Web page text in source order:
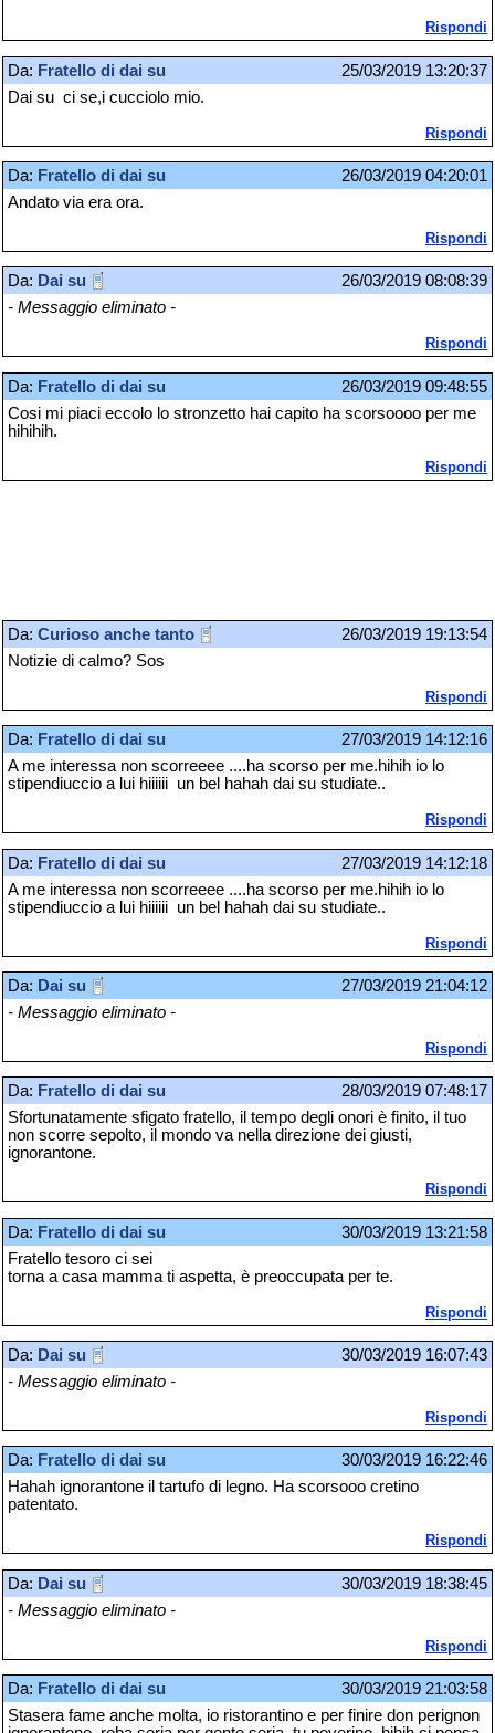
Rispondi
Da: Fratello di dai su
25/03/2019 13:20:37
Dai su ci se,i cucciolo mio.
Rispondi
Da: Fratello di dai su
26/03/2019 04:20:01
Andato via era ora.
Rispondi
Da: Dai su
26/03/2019 08:08:39
- Messaggio eliminato -
Rispondi
Da: Fratello di dai su
26/03/2019 09:48:55
Cosi mi piaci eccolo lo stronzetto hai capito ha scorsoooo per me
hihihih.
Rispondi
Da: Curioso anche tanto
26/03/2019 19:13:54
Notizie di calmo? Sos
Rispondi
Da: Fratello di dai su
27/03/2019 14:12:16
A me interessa non scorreeee ....ha scorso per me.hihih io lo
stipendiuccio a lui hiiiiii un bel hahah dai su studiate..
Rispondi
Da: Fratello di dai su
27/03/2019 14:12:18
A me interessa non scorreeee ....ha scorso per me.hihih io lo
stipendiuccio a lui hiiiiii un bel hahah dai su studiate..
Rispondi
Da: Dai su
27/03/2019 21:04:12
- Messaggio eliminato -
Rispondi
Da: Fratello di dai su
28/03/2019 07:48:17
Sfortunatamente sfigato fratello, il tempo degli onori è finito, il tuo
non scorre sepolto, il mondo va nella direzione dei giusti,
ignorantone.
Rispondi
Da: Fratello di dai su
30/03/2019 13:21:58
Fratello tesoro ci sei
torna a casa mamma ti aspetta, è preoccupata per te.
Rispondi
Da: Dai su
30/03/2019 16:07:43
- Messaggio eliminato -
Rispondi
Da: Fratello di dai su
30/03/2019 16:22:46
Hahah ignorantone il tartufo di legno. Ha scorsooo cretino
patentato.
Rispondi
Da: Dai su
30/03/2019 18:38:45
- Messaggio eliminato -
Rispondi
Da: Fratello di dai su
30/03/2019 21:03:58
Stasera fame anche molta, io ristorantino e per finire don perignon